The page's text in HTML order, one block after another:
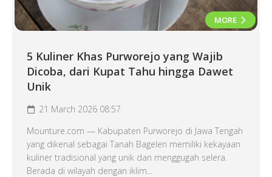
MORE
5 Kuliner Khas Purworejo yang Wajib
Dicoba, dari Kupat Tahu hingga Dawet
Unik
21 March 2026 08:57
Mounture.com — Kabupaten Purworejo di Jawa Tengah
yang dikenal sebagai Tanah Bagelen memiliki kekayaan
kuliner tradisional yang unik dan menggugah selera.
Berada di wilayah dengan iklim...